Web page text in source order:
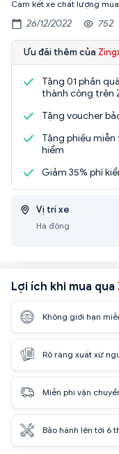
26/12/2022 752
Ưu đãi thêm của
Tặng 01 phần
thành công trên
Tặng voucher
Tặng phiếu
hiểm
Giảm 35% phí
Vị trí xe
Hà đông
Lợi ích khi mua qua
Không giới hạn
Rõ ràng xuất xứ
Miễn phí vận
Bảo hành lên tới 6